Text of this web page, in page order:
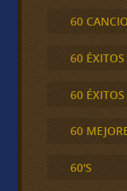
60
60 ÉXITOS
60
60
60'S